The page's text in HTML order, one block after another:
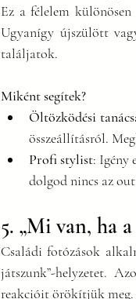
Ez a félelem
Ugyanígy újszülött
találjatok.
Miként segítek?
Öltözködési
összeállításról.
Profi stylist: Igény
dolgod nincs az
5. „Mi van, ha
Családi fotózások
játszunk”-helyzetet.
reakcióit örökítjük meg.